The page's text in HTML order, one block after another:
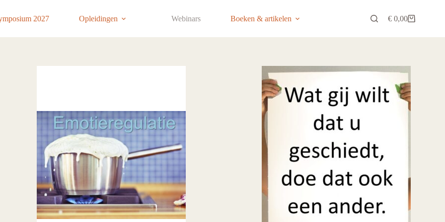
2027 Opleidingen Webinars Boeken & artikelen Winkelwagen
€ 0,00